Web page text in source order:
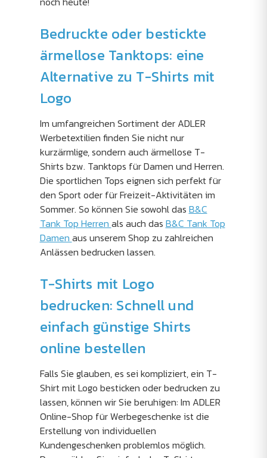
Bedruckte oder bestickte
ärmellose Tanktops: eine
Alternative zu T-Shirts mit
Logo
Im umfangreichen Sortiment der ADLER
Werbetextilien finden Sie nicht nur
kurzärmlige, sondern auch ärmellose T-
Shirts bzw. Tanktops für Damen und Herren.
Die sportlichen Tops eignen sich perfekt für
den Sport oder für Freizeit-Aktivitäten im
Sommer. So können Sie sowohl das B&C
Tank Top Herren als auch das B&C Tank Top
Damen aus unserem Shop zu zahlreichen
Anlässen bedrucken lassen.
T-Shirts mit Logo
bedrucken: Schnell und
einfach günstige Shirts
online bestellen
Falls Sie glauben, es sei kompliziert, ein T-
Shirt mit Logo besticken oder bedrucken zu
lassen, können wir Sie beruhigen: Im ADLER
Online-Shop für Werbegeschenke ist die
Erstellung von individuellen
Kundengeschenken problemlos möglich.